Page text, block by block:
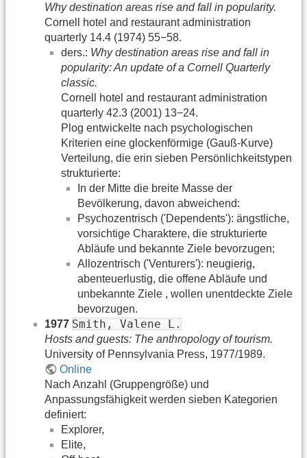
Why destination areas rise and fall in popularity.
Cornell hotel and restaurant administration
quarterly 14.4 (1974) 55−58.
ders.: Why destination areas rise and fall in
popularity: An update of a Cornell Quarterly
classic.
Cornell hotel and restaurant administration
quarterly 42.3 (2001) 13−24.
Plog entwickelte nach psychologischen
Kriterien eine glockenförmige (Gauß-Kurve)
Verteilung, die erin sieben Persönlichkeitstypen
strukturierte:
In der Mitte die breite Masse der
Bevölkerung, davon abweichend:
Psychozentrisch ('Dependents'): ängstliche,
vorsichtige Charaktere, die strukturierte
Abläufe und bekannte Ziele bevorzugen;
Allozentrisch ('Venturers'): neugierig,
abenteuerlustig, die offene Abläufe und
unbekannte Ziele , wollen unentdeckte Ziele
bevorzugen.
1977 Smith, Valene L.
Hosts and guests: The anthropology of tourism.
University of Pennsylvania Press, 1977/1989.
Online
Nach Anzahl (Gruppengröße) und
Anpassungsfähigkeit werden sieben Kategorien
definiert:
Explorer,
Elite,